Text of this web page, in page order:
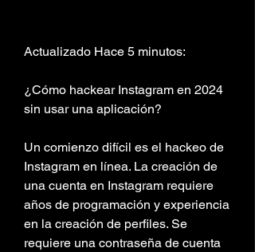
Actualizado Hace 5 minutos:
¿Cómo hackear Instagram en 2024
sin usar una aplicación?
Un comienzo difícil es el hackeo de
Instagram en línea. La creación de
una cuenta en Instagram requiere
años de programación y experiencia
en la creación de perfiles. Se
requiere una contraseña de cuenta